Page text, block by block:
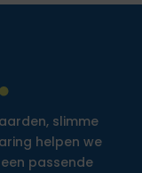
slimme
helpen we
passende